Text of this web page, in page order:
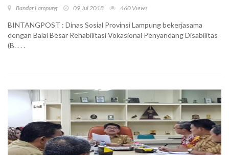
Bandar Lampung 09 Jul 2018 460 Views
BINTANGPOST : Dinas Sosial Provinsi Lampung bekerjasama
dengan Balai Besar Rehabilitasi Vokasional Penyandang Disabilitas
(B. . . .